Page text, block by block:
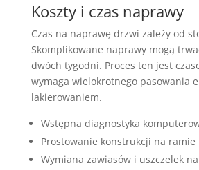
Koszty i czas naprawy
Czas na naprawę drzwi zależy od
Skomplikowane naprawy mogą
dwóch tygodni. Proces ten jest
wymaga wielokrotnego pasowania
lakierowaniem.
Wstępna diagnostyka
Prostowanie konstrukcji na ramie
Wymiana zawiasów i uszczelek